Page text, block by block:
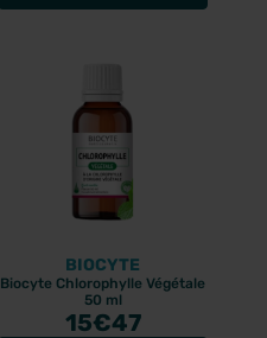
BIOCYTE
Biocyte Chlorophylle Végétale
50 ml
15€47